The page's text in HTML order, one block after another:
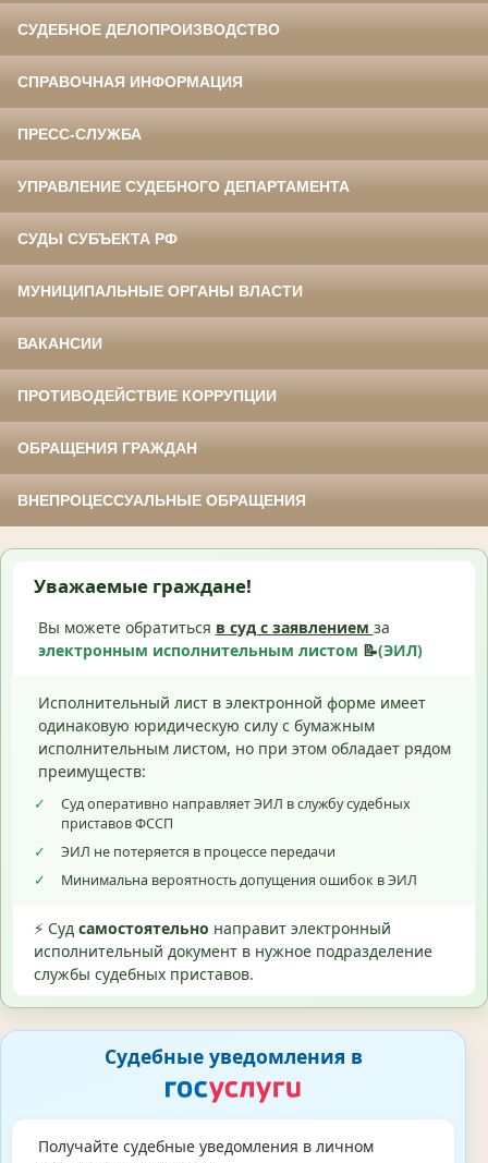
СУДЕБНОЕ ДЕЛОПРОИЗВОДСТВО
СПРАВОЧНАЯ ИНФОРМАЦИЯ
ПРЕСС-СЛУЖБА
УПРАВЛЕНИЕ СУДЕБНОГО ДЕПАРТАМЕНТА
СУДЫ СУБЪЕКТА РФ
МУНИЦИПАЛЬНЫЕ ОРГАНЫ ВЛАСТИ
ВАКАНСИИ
ПРОТИВОДЕЙСТВИЕ КОРРУПЦИИ
ОБРАЩЕНИЯ ГРАЖДАН
ВНЕПРОЦЕССУАЛЬНЫЕ ОБРАЩЕНИЯ
Уважаемые граждане!
Вы можете обратиться в суд с заявлением за
электронным исполнительным листом 📝(ЭИЛ)
Исполнительный лист в электронной форме имеет
одинаковую юридическую силу с бумажным
исполнительным листом, но при этом обладает рядом
преимуществ:
✓
Суд оперативно направляет ЭИЛ в службу судебных
приставов ФССП
✓
ЭИЛ не потеряется в процессе передачи
✓
Минимальна вероятность допущения ошибок в ЭИЛ
⚡ Суд самостоятельно направит электронный
исполнительный документ в нужное подразделение
службы судебных приставов.
Судебные уведомления в
Получайте судебные уведомления в личном